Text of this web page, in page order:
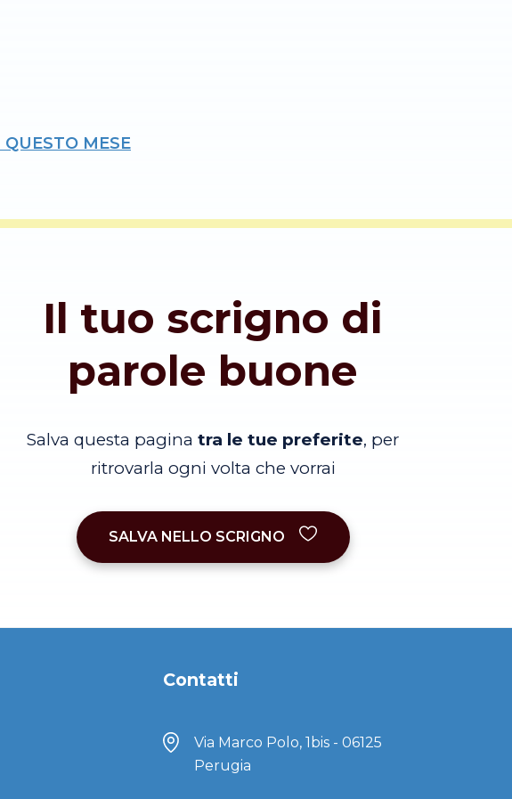
MESE
Il tuo scrigno di
parole buone
Salva questa pagina tra le tue preferite, per
ritrovarla ogni volta che vorrai
SALVA NELLO SCRIGNO
Contatti
Via Marco Polo, 1bis - 06125
Perugia